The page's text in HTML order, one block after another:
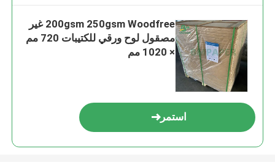
200gsm 250gsm Woodfree غير
مصقول لوح ورقي للكتيبات 720 مم
× 1020 مم
استمر